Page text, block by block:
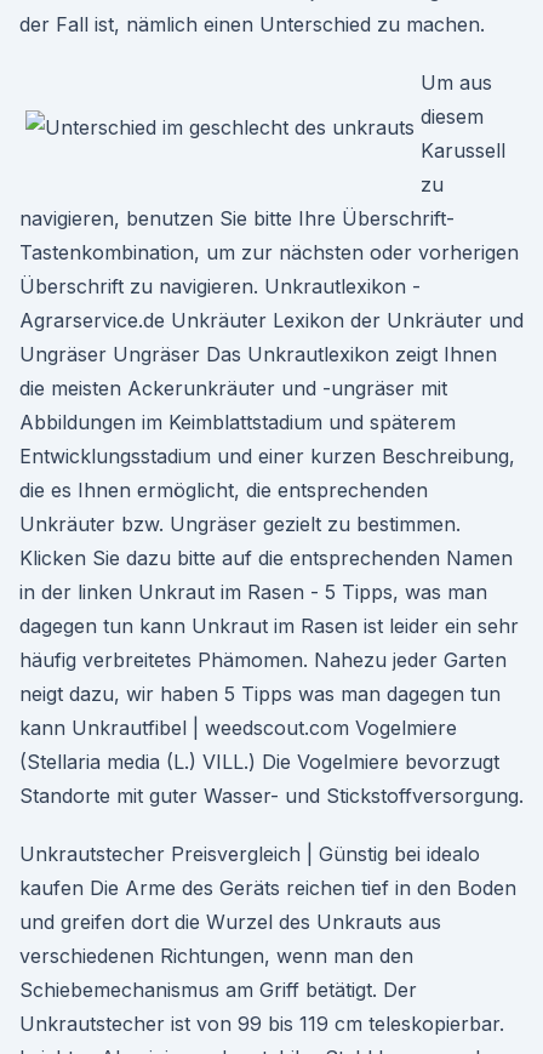
der Fall ist, nämlich einen Unterschied zu machen.
Um aus
diesem
Karussell
zu
navigieren, benutzen Sie bitte Ihre Überschrift-
Tastenkombination, um zur nächsten oder vorherigen
Überschrift zu navigieren. Unkrautlexikon -
Agrarservice.de Unkräuter Lexikon der Unkräuter und
Ungräser Ungräser Das Unkrautlexikon zeigt Ihnen
die meisten Ackerunkräuter und -ungräser mit
Abbildungen im Keimblattstadium und späterem
Entwicklungsstadium und einer kurzen Beschreibung,
die es Ihnen ermöglicht, die entsprechenden
Unkräuter bzw. Ungräser gezielt zu bestimmen.
Klicken Sie dazu bitte auf die entsprechenden Namen
in der linken Unkraut im Rasen - 5 Tipps, was man
dagegen tun kann Unkraut im Rasen ist leider ein sehr
häufig verbreitetes Phämomen. Nahezu jeder Garten
neigt dazu, wir haben 5 Tipps was man dagegen tun
kann Unkrautfibel | weedscout.com Vogelmiere
(Stellaria media (L.) VILL.) Die Vogelmiere bevorzugt
Standorte mit guter Wasser- und Stickstoffversorgung.
Unkrautstecher Preisvergleich | Günstig bei idealo
kaufen Die Arme des Geräts reichen tief in den Boden
und greifen dort die Wurzel des Unkrauts aus
verschiedenen Richtungen, wenn man den
Schiebemechanismus am Griff betätigt. Der
Unkrautstecher ist von 99 bis 119 cm teleskopierbar.